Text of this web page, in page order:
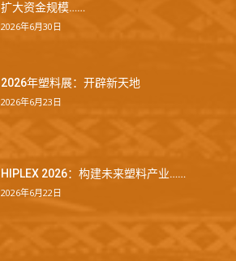
扩大资金规模……
2026年6月30日
2026年塑料展：开辟新天地
2026年6月23日
HIPLEX 2026：构建未来塑料产业……
2026年6月22日